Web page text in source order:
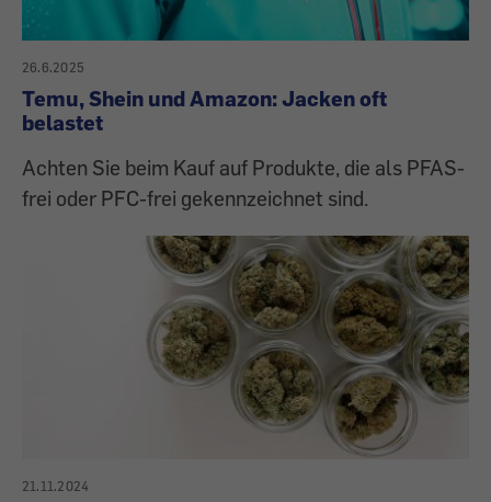
26.6.2025
Temu, Shein und Amazon: Jacken oft
belastet
Achten Sie beim Kauf auf Produkte, die als PFAS-
frei oder PFC-frei gekennzeichnet sind.
21.11.2024